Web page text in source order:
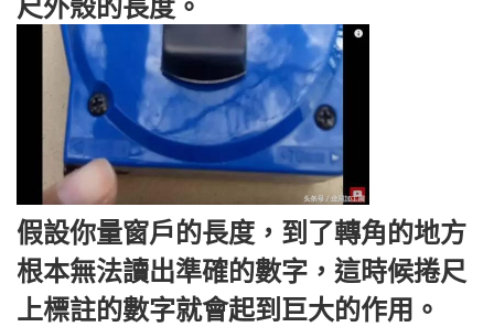
尺外殼的長度。
假設你量窗戶的長度，到了轉角的地方
根本無法讀出準確的數字，這時候捲尺
上標註的數字就會起到巨大的作用。